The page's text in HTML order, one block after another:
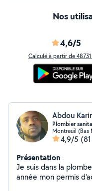
Nos
4,6/5
Calculé à partir de 48731
Abdou
Plombier
Montreuil (Bas
4,9/5
Présentation
Je suis dans la
année mon permis